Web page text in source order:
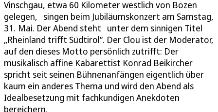
Vinschgau, etwa 60 Kilometer westlich von Bozen
gelegen, singen beim Jubiläumskonzert am Samstag,
31. Mai. Der Abend steht unter dem sinnigen Titel
„Rheinland trifft Südtirol“. Der Clou ist der Moderator,
auf den dieses Motto persönlich zutrifft: Der
musikalisch affine Kabarettist Konrad Beikircher
spricht seit seinen Bühnenanfängen eigentlich über
kaum ein anderes Thema und wird den Abend als
Idealbesetzung mit fachkundigen Anekdoten
bereichern.